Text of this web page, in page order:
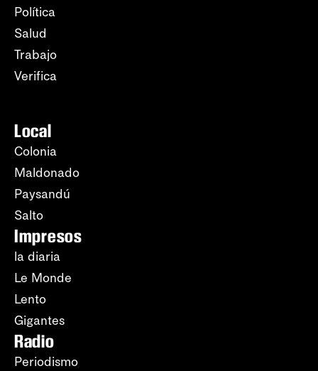
Política
Salud
Trabajo
Verifica
Local
Colonia
Maldonado
Paysandú
Salto
Impresos
la diaria
Le Monde
Lento
Gigantes
Radio
Periodismo